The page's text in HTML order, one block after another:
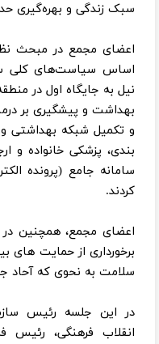
سبک زندگی و بهره‌گیری
اعضای مجمع در مبحث
اساس سیاست‌های کلی
نیل به جایگاه اول در
بهداشت و پیشگیری بر
و تکمیل شبکه بهداشتی
بندی، پزشکی خانواده و
سامانه جامع (پرونده
کردند.
اعضای مجمع، همچنین
برخورداری از حمایت های
سلامت به نحوی که آحاد
در این جلسه رئیس
انقلاب فرهنگی، رئیس